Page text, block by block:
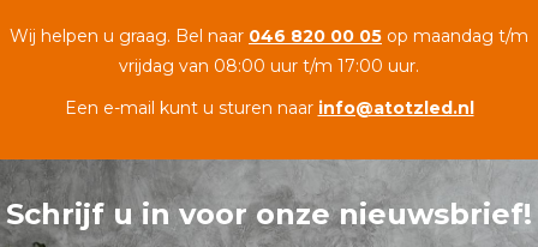
Wij helpen u graag. Bel naar 046 820 00 05 op maandag t/m
vrijdag van 08:00 uur t/m 17:00 uur.
Een e-mail kunt u sturen naar info@atotzled.nl
Schrijf u in voor onze nieuwsbrief!